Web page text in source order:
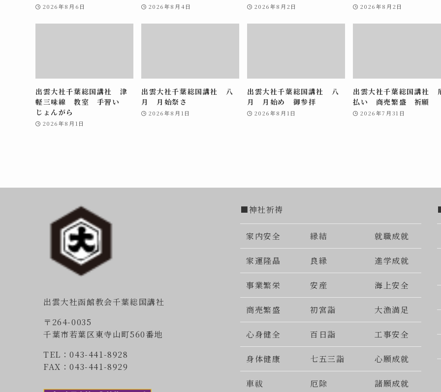
2026年8月6日 2026年8月4日 2026年8月2日 2026年8月2日
出雲大社千葉総国講社 津
軽三味線 教室 手習い
じょんがら
2026年8月1日
出雲大社千葉総国講社 八
月 月始祭さ
2026年8月1日
出雲大社千葉総国講社 八
月 月始め 御参拝
2026年8月1日
出雲大社千葉総国講社
払い 商売繁盛 祈願
2026年7月31日
出雲大社函館教会千葉総国講社
〒264-0035
千葉市若葉区東寺山町560番地
TEL：043-441-8928
FAX：043-441-8929
■神社祈祷
家内安全 縁結 就職成就
家運隆晶 良縁 進学成就
事業繁栄 安産 海上安全
商売繁盛 初宮詣 大漁満足
心身健全 百日詣 工事安全
身体健康 七五三詣 心願成就
車祓 厄除 諸願成就